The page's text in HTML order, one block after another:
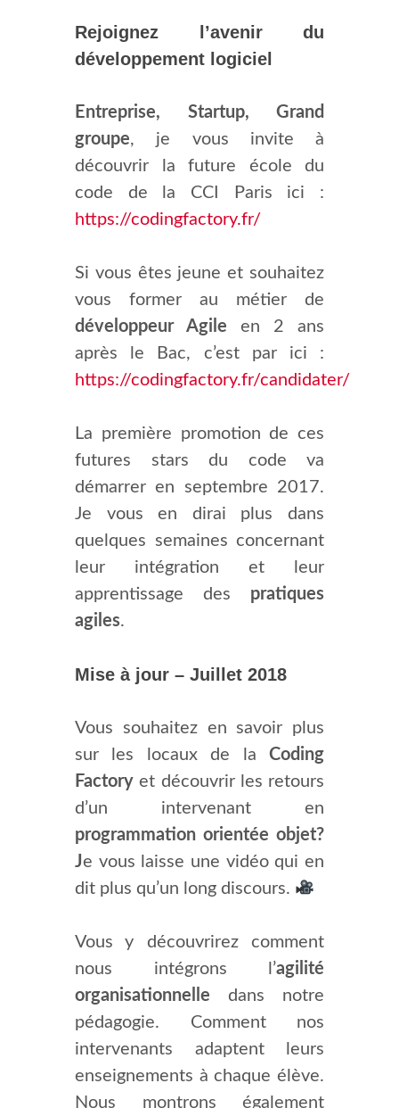
Rejoignez l’avenir du
développement logiciel
Entreprise, Startup, Grand
groupe, je vous invite à
découvrir la future école du
code de la CCI Paris ici :
https://codingfactory.fr/
Si vous êtes jeune et souhaitez
vous former au métier de
développeur Agile en 2 ans
après le Bac, c’est par ici :
https://codingfactory.fr/candidater/
La première promotion de ces
futures stars du code va
démarrer en septembre 2017.
Je vous en dirai plus dans
quelques semaines concernant
leur intégration et leur
apprentissage des pratiques
agiles.
Mise à jour – Juillet 2018
Vous souhaitez en savoir plus
sur les locaux de la Coding
Factory et découvrir les retours
d’un intervenant en
programmation orientée objet?
Je vous laisse une vidéo qui en
dit plus qu’un long discours.
Vous y découvrirez comment
nous intégrons l’agilité
organisationnelle dans notre
pédagogie. Comment nos
intervenants adaptent leurs
enseignements à chaque élève.
Nous montrons également